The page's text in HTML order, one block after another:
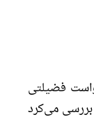
فضیلتی
بررسی می‌کرد